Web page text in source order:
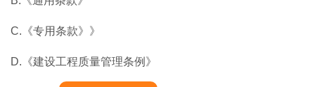
C.《专用条款》》
D.《建设工程质量管理条例》